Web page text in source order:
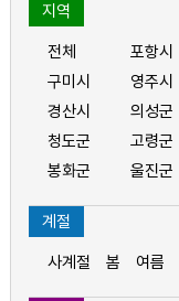
지역
전체 포항시
구미시
영주시
경산시
의성군
청도군
고령군
봉화군
울진군
계절
사계절 봄 여름